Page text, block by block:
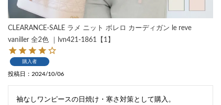
CLEARANCE-SALE ラメ ニット ボレロ カーディガン le reve
vaniller 全2色 ｜lvn421-1861【1】
購入者
投稿日 2024/10/06
袖なしワンピースの日焼け・寒さ対策として購入。